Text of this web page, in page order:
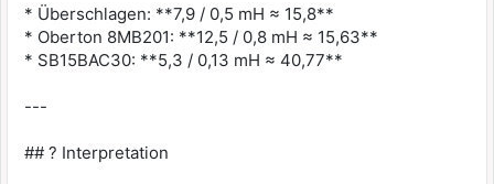
* Überschlagen: **7,9 / 0,5 mH ≈ 15,8**
* Oberton 8MB201: **12,5 / 0,8 mH ≈ 15,63**
* SB15BAC30: **5,3 / 0,13 mH ≈ 40,77**
---
## ? Interpretation